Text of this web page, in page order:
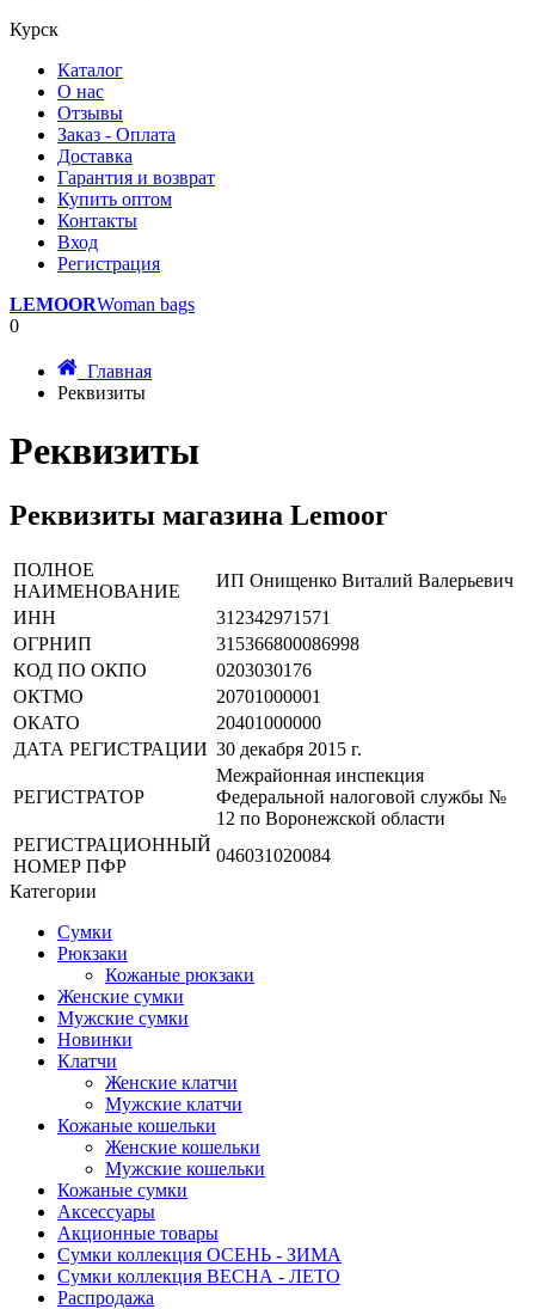
Курск
Каталог
О нас
Отзывы
Заказ - Оплата
Доставка
Гарантия и возврат
Купить оптом
Контакты
Вход
Регистрация
LEMOORWoman bags
0
Главная
Реквизиты
Реквизиты
Реквизиты магазина Lemoor
ПОЛНОЕ
НАИМЕНОВАНИЕ
ИП Онищенко Виталий Валерьевич
ИНН
312342971571
ОГРНИП
315366800086998
КОД ПО ОКПО
0203030176
ОКТМО
20701000001
ОКАТО
20401000000
ДАТА РЕГИСТРАЦИИ 30 декабря 2015 г.
РЕГИСТРАТОР
Межрайонная инспекция
Федеральной налоговой службы №
12 по Воронежской области
РЕГИСТРАЦИОННЫЙ
НОМЕР ПФР
046031020084
Категории
Сумки
Рюкзаки
Кожаные рюкзаки
Женские сумки
Мужские сумки
Новинки
Клатчи
Женские клатчи
Мужские клатчи
Кожаные кошельки
Женские кошельки
Мужские кошельки
Кожаные сумки
Аксессуары
Акционные товары
Сумки коллекция ОСЕНЬ - ЗИМА
Сумки коллекция ВЕСНА - ЛЕТО
Распродажа